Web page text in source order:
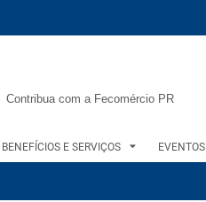
Contribua com a Fecomércio PR
BENEFÍCIOS E SERVIÇOS EVENTOS